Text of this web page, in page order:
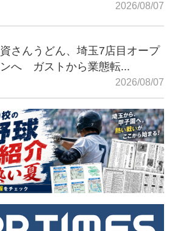
2026/08/07
資さんうどん、埼玉7店目オープ
ンへ ガストから業態転...
2026/08/07